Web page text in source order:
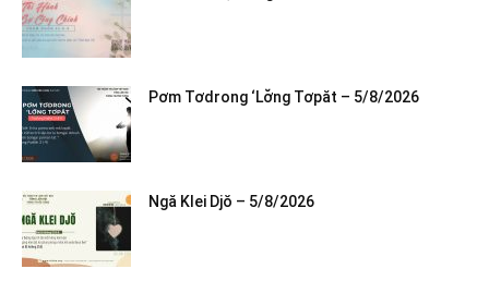
Pơm Tơdrong ‘Lơ̆ng Tơpăt – 5/8/2026
Ngă Klei Djŏ – 5/8/2026